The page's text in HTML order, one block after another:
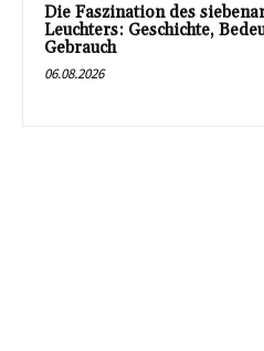
Die Faszination des
Leuchters: Geschichte,
Gebrauch
06.08.2026